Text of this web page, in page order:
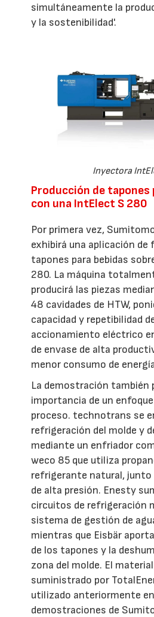
simultáneamente la
y la sostenibilidad'.
Inyectora
Producción de tapones
con una IntElect S 280
Por primera vez,
exhibirá una aplicación de
tapones para bebidas
280. La máquina
producirá las piezas
48 cavidades de HTW,
capacidad y repetibilidad
accionamiento eléctrico
de envase de alta
menor consumo de
La demostración también
importancia de un
proceso. technotrans se
refrigeración del molde y
mediante un enfriador
weco 85 que utiliza
refrigerante natural, junto
de alta presión. Enesty
circuitos de refrigeración
sistema de gestión de
mientras que Eisbär
de los tapones y la
zona del molde. El
suministrado por
utilizado anteriormente
demostraciones de